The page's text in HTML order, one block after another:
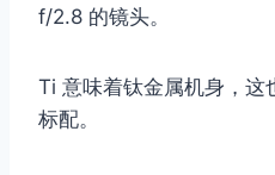
f/2.8 的镜头。
Ti 意味着钛金属机身，这
标配。